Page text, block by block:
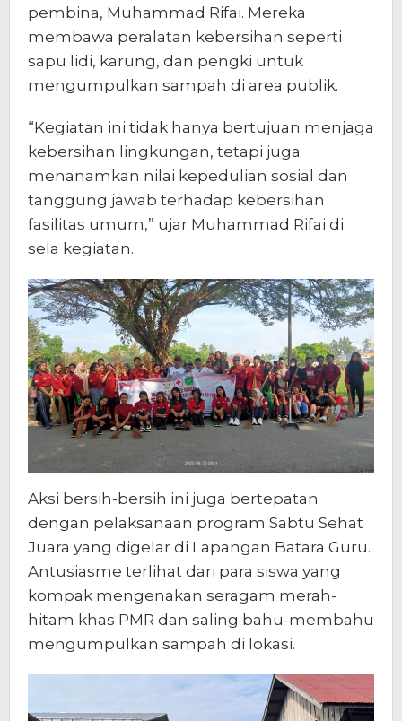
pembina, Muhammad Rifai. Mereka
membawa peralatan kebersihan seperti
sapu lidi, karung, dan pengki untuk
mengumpulkan sampah di area publik.
“Kegiatan ini tidak hanya bertujuan menjaga
kebersihan lingkungan, tetapi juga
menanamkan nilai kepedulian sosial dan
tanggung jawab terhadap kebersihan
fasilitas umum,” ujar Muhammad Rifai di
sela kegiatan.
Aksi bersih-bersih ini juga bertepatan
dengan pelaksanaan program Sabtu Sehat
Juara yang digelar di Lapangan Batara Guru.
Antusiasme terlihat dari para siswa yang
kompak mengenakan seragam merah-
hitam khas PMR dan saling bahu-membahu
mengumpulkan sampah di lokasi.